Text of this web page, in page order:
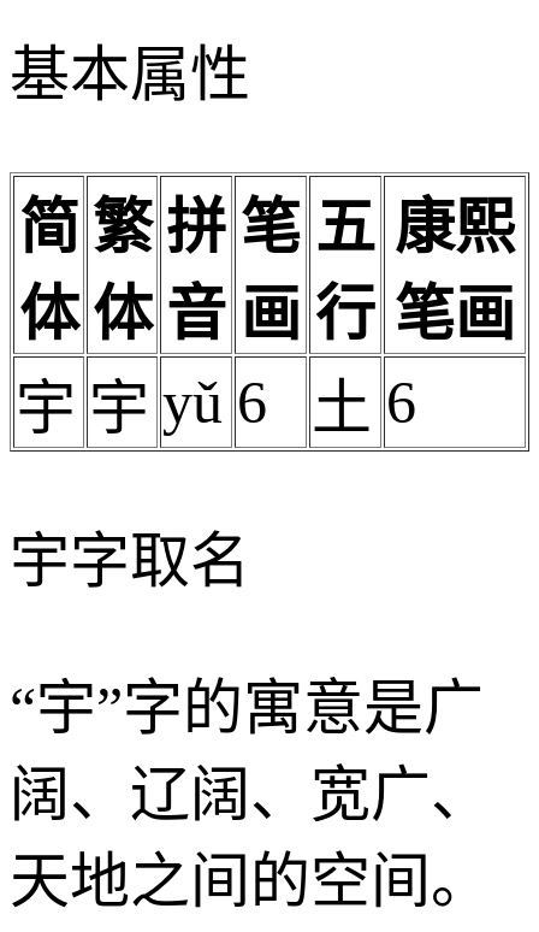
基本属性
简
体
繁
体
拼
音
笔
画
五
行
康熙
笔画
宇 宇 yǔ 6 土 6
宇字取名
“宇”字的寓意是广
阔、辽阔、宽广、
天地之间的空间。